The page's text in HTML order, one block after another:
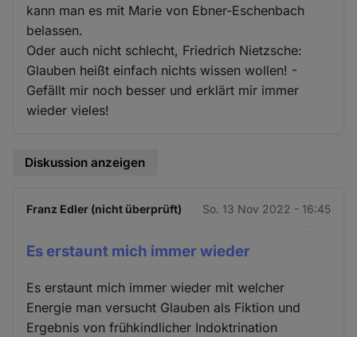
kann man es mit Marie von Ebner-Eschenbach
belassen.
Oder auch nicht schlecht, Friedrich Nietzsche:
Glauben heißt einfach nichts wissen wollen! -
Gefällt mir noch besser und erklärt mir immer
wieder vieles!
Diskussion anzeigen
Franz Edler (nicht überprüft) So. 13 Nov 2022 - 16:45
Es erstaunt mich immer wieder
Es erstaunt mich immer wieder mit welcher
Energie man versucht Glauben als Fiktion und
Ergebnis von frühkindlicher Indoktrination